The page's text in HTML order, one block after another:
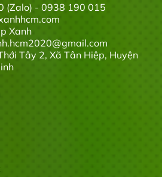
(Zalo) - 0938 190 015
Xanh
Tây 2, Xã Tân Hiệp, Huyện